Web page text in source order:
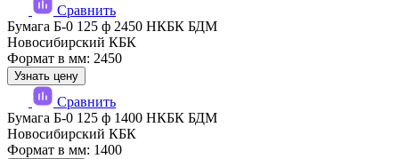
Сравнить
Бумага Б-0 125 ф 2450 НКБК БДМ
Новосибирский КБК
Формат в мм: 2450
Узнать цену
Сравнить
Бумага Б-0 125 ф 1400 НКБК БДМ
Новосибирский КБК
Формат в мм: 1400